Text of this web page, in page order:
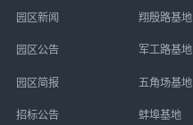
园区新闻
园区公告
园区简报
招标公告
翔殷路基地
军工路基地
五角场基地
蚌埠基地